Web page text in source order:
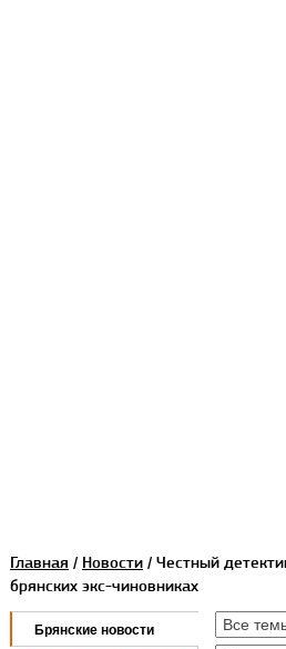
Главная / Новости/ Честный
брянских экс-чиновниках
Брянские новости